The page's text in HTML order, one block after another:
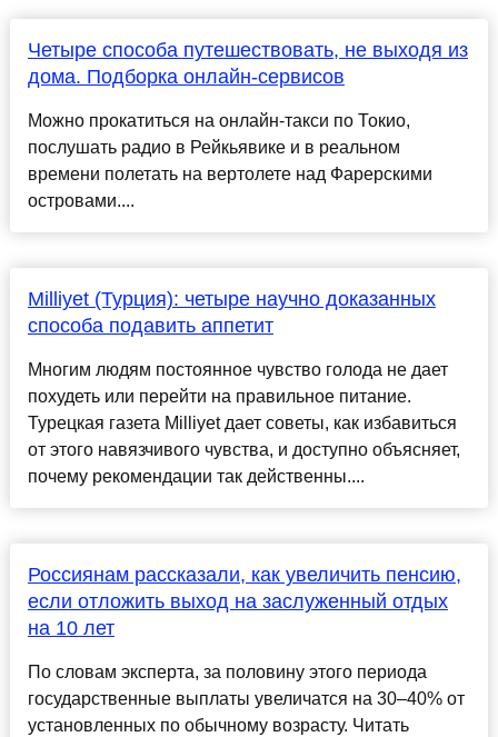
Четыре способа путешествовать, не выходя из
дома. Подборка онлайн-сервисов
Можно прокатиться на онлайн-такси по Токио,
послушать радио в Рейкьявике и в реальном
времени полетать на вертолете над Фарерскими
островами....
Milliyet (Турция): четыре научно доказанных
способа подавить аппетит
Многим людям постоянное чувство голода не дает
похудеть или перейти на правильное питание.
Турецкая газета Milliyet дает советы, как избавиться
от этого навязчивого чувства, и доступно объясняет,
почему рекомендации так действенны....
Россиянам рассказали, как увеличить пенсию,
если отложить выход на заслуженный отдых
на 10 лет
По словам эксперта, за половину этого периода
государственные выплаты увеличатся на 30–40% от
установленных по обычному возрасту. Читать